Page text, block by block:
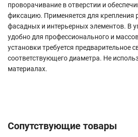
проворачивание в отверстии и
фиксацию. Применяется для крепления
фасадных и интерьерных элементов. В
удобно для профессионального и
установки требуется предварительное
соответствующего диаметра. Не
материалах.
Сопутствующие товары